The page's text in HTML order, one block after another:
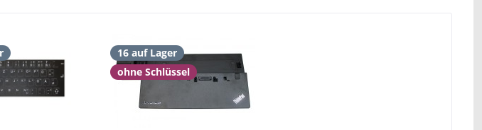
16 auf Lager
ohne Schlüssel